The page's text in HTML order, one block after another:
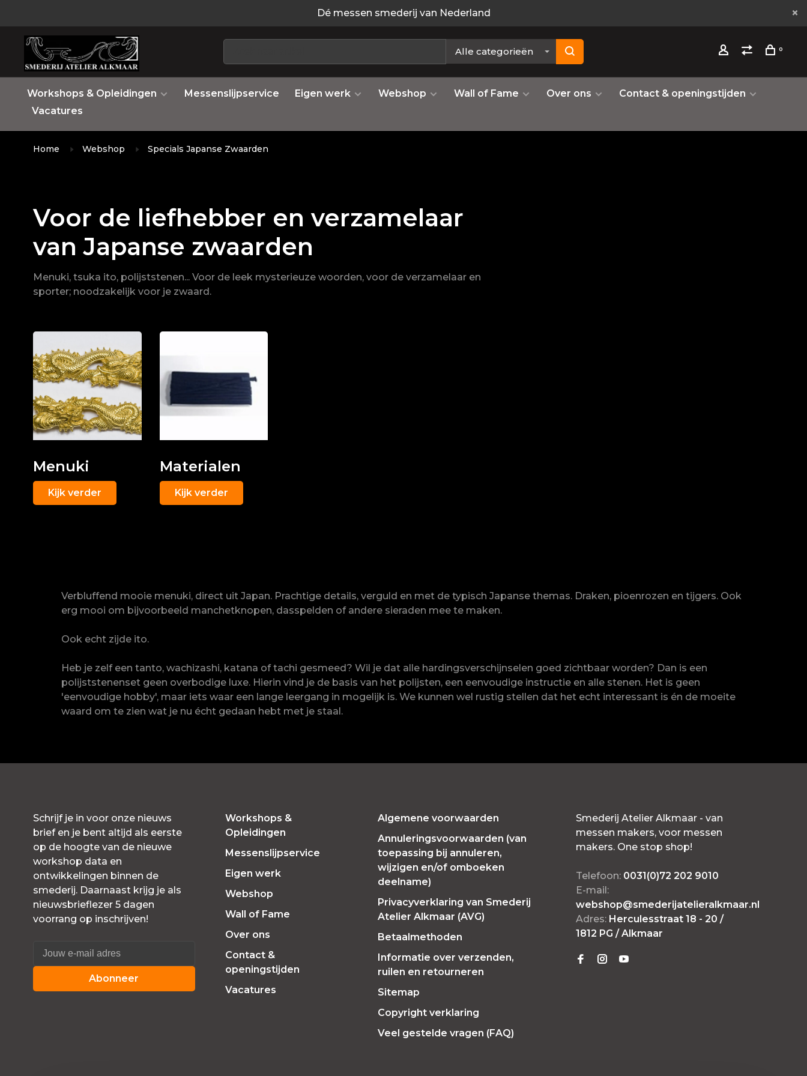
Dé messen smederij van Nederland
Alle categorieën 0
Workshops & Opleidingen Messenslijpservice Eigen werk Webshop Wall of Fame Over ons
Contact & openingstijden
Vacatures
Home Webshop Specials Japanse Zwaarden
Voor de liefhebber en verzamelaar
van Japanse zwaarden
Menuki, tsuka ito, polijststenen... Voor de leek mysterieuze woorden, voor de verzamelaar en
sporter; noodzakelijk voor je zwaard.
Menuki
Kijk verder
Materialen
Kijk verder
Verbluffend mooie menuki, direct uit Japan. Prachtige details, verguld en met de typisch Japanse themas. Draken, pioenrozen en tijgers. Ook
erg mooi om bijvoorbeeld manchetknopen, dasspelden of andere sieraden mee te maken.
Ook echt zijde ito.
Heb je zelf een tanto, wachizashi, katana of tachi gesmeed? Wil je dat alle hardingsverschijnselen goed zichtbaar worden? Dan is een
polijststenenset geen overbodige luxe. Hierin vind je de basis van het polijsten, een eenvoudige instructie en alle stenen. Het is geen
'eenvoudige hobby', maar iets waar een lange leergang in mogelijk is. We kunnen wel rustig stellen dat het echt interessant is én de moeite
waard om te zien wat je nu écht gedaan hebt met je staal.
Schrijf je in voor onze nieuws
brief en je bent altijd als eerste
op de hoogte van de nieuwe
workshop data en
ontwikkelingen binnen de
smederij. Daarnaast krijg je als
nieuwsbrieflezer 5 dagen
voorrang op inschrijven!
Abonneer
Workshops &
Opleidingen
Messenslijpservice
Eigen werk
Webshop
Wall of Fame
Over ons
Contact &
openingstijden
Vacatures
Algemene voorwaarden
Annuleringsvoorwaarden (van
toepassing bij annuleren,
wijzigen en/of omboeken
deelname)
Privacyverklaring van Smederij
Atelier Alkmaar (AVG)
Betaalmethoden
Informatie over verzenden,
ruilen en retourneren
Sitemap
Copyright verklaring
Veel gestelde vragen (FAQ)
Smederij Atelier Alkmaar - van
messen makers, voor messen
makers. One stop shop!
Telefoon: 0031(0)72 202 9010
E-mail:
webshop@smederijatelieralkmaar.nl
Adres: Herculesstraat 18 - 20 /
1812 PG / Alkmaar